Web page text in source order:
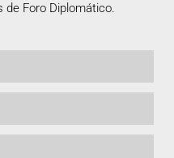
de Foro Diplomático.